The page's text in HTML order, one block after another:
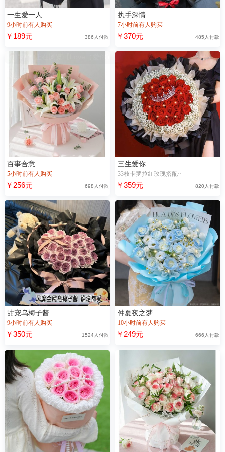
一生爱一人
9小时前有人购买
￥189元 386人付款
执手深情
7小时前有人购买
￥370元 485人付款
百事合意
5小时前有人购买
￥256元 698人付款
三生爱你
33枝卡罗拉红玫瑰搭配··
￥359元 820人付款
甜宠乌梅子酱
9小时前有人购买
￥350元 1524人付款
仲夏夜之梦
10小时前有人购买
￥249元 666人付款